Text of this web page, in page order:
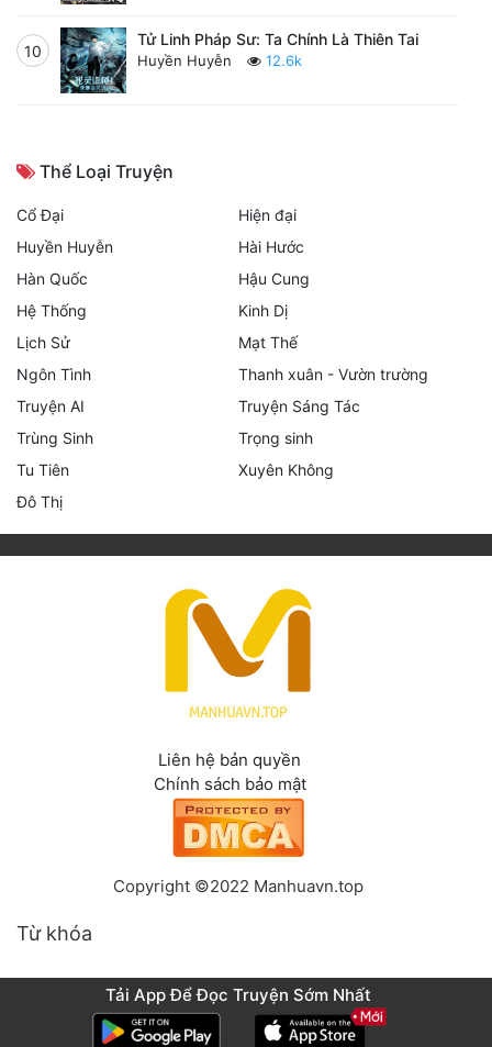
10
Tử Linh Pháp Sư: Ta Chính Là Thiên Tai
Huyền Huyễn 12.6k
Thể Loại Truyện
Cổ Đại
Hiện đại
Huyền Huyễn
Hài Hước
Hàn Quốc
Hậu Cung
Hệ Thống
Kinh Dị
Lịch Sử
Mạt Thế
Ngôn Tình
Thanh xuân - Vườn trường
Truyện AI
Truyện Sáng Tác
Trùng Sinh
Trọng sinh
Tu Tiên
Xuyên Không
Đô Thị
Liên hệ bản quyền
Chính sách bảo mật
Copyright ©2022 Manhuavn.top
Từ khóa
Tải App Để Đọc Truyện Sớm Nhất